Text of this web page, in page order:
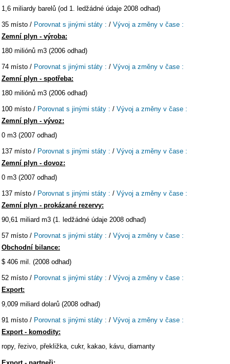
1,6 miliardy barelů (od 1. ledžádné údaje 2008 odhad)
35 místo / Porovnat s jinými státy : / Vývoj a změny v čase :
Zemní plyn - výroba:
180 miliónů m3 (2006 odhad)
74 místo / Porovnat s jinými státy : / Vývoj a změny v čase :
Zemní plyn - spotřeba:
180 miliónů m3 (2006 odhad)
100 místo / Porovnat s jinými státy : / Vývoj a změny v čase :
Zemní plyn - vývoz:
0 m3 (2007 odhad)
137 místo / Porovnat s jinými státy : / Vývoj a změny v čase :
Zemní plyn - dovoz:
0 m3 (2007 odhad)
137 místo / Porovnat s jinými státy : / Vývoj a změny v čase :
Zemní plyn - prokázané rezervy:
90,61 miliard m3 (1. ledžádné údaje 2008 odhad)
57 místo / Porovnat s jinými státy : / Vývoj a změny v čase :
Obchodní bilance:
$ 406 mil. (2008 odhad)
52 místo / Porovnat s jinými státy : / Vývoj a změny v čase :
Export:
9,009 miliard dolarů (2008 odhad)
91 místo / Porovnat s jinými státy : / Vývoj a změny v čase :
Export - komodity:
ropy, řezivo, překližka, cukr, kakao, kávu, diamanty